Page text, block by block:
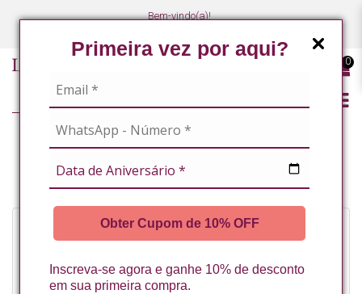
Primeira vez por aqui?
Obter Cupom de 10% OFF
Inscreva-se agora e ganhe 10% de desconto
em sua primeira compra.
Bem-vindo(a)!
0